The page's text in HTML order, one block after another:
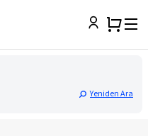
Yeniden Ara